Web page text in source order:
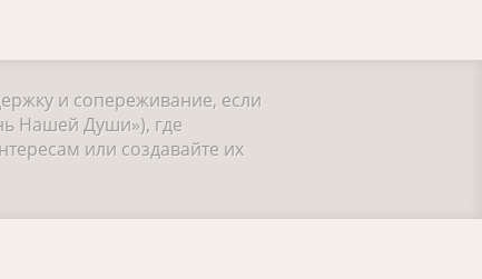
и сопереживание, если
Нашей Души»), где
или создавайте их